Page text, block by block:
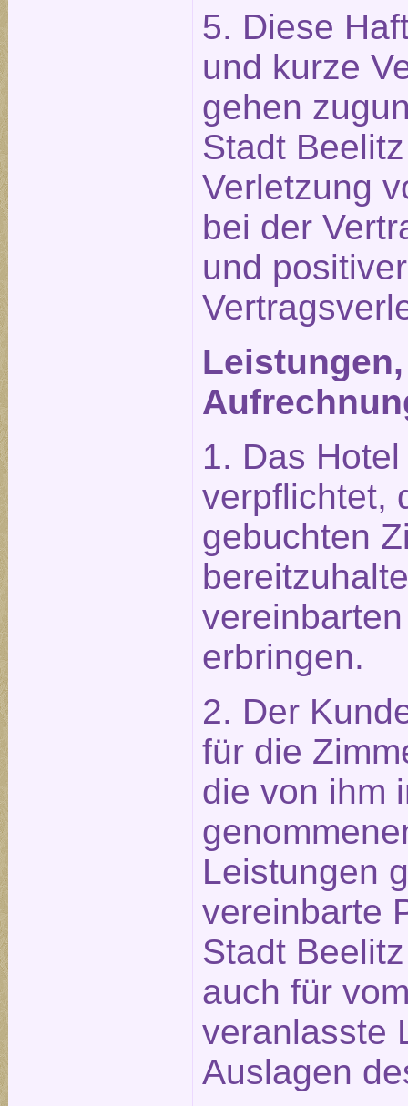
5. Diese
und kurze
gehen
Stadt
Verletzung
bei der
und positiver
1. Das
verpflichtet,
gebuchten
erbringen.
2. Der
für die
die von ihm
Leistungen
vereinbarte
Stadt
auch für
veranlasste
Auslagen